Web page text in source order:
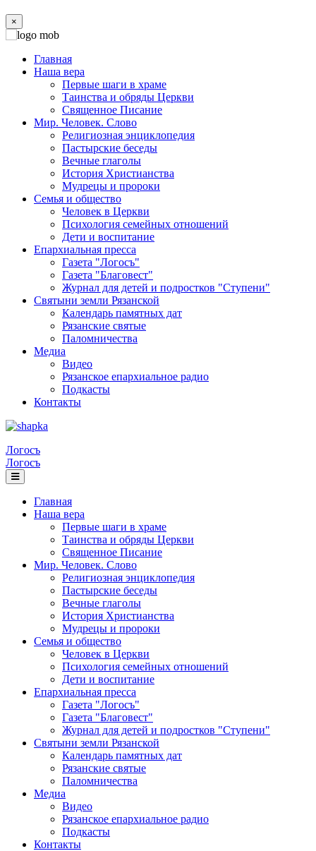
×
Главная
Наша вера
Первые шаги в храме
Таинства и обряды Церкви
Священное Писание
Мир. Человек. Слово
Религиозная энциклопедия
Пастырские беседы
Вечные глаголы
История Христианства
Мудрецы и пророки
Семья и общество
Человек в Церкви
Психология семейных отношений
Дети и воспитание
Епархиальная пресса
Газета "Логосъ"
Газета "Благовест"
Журнал для детей и подростков "Ступени"
Святыни земли Рязанской
Календарь памятных дат
Рязанские святые
Паломничества
Медиа
Видео
Рязанское епархиальное радио
Подкасты
Контакты
Логосъ
Логосъ
Главная
Наша вера
Первые шаги в храме
Таинства и обряды Церкви
Священное Писание
Мир. Человек. Слово
Религиозная энциклопедия
Пастырские беседы
Вечные глаголы
История Христианства
Мудрецы и пророки
Семья и общество
Человек в Церкви
Психология семейных отношений
Дети и воспитание
Епархиальная пресса
Газета "Логосъ"
Газета "Благовест"
Журнал для детей и подростков "Ступени"
Святыни земли Рязанской
Календарь памятных дат
Рязанские святые
Паломничества
Медиа
Видео
Рязанское епархиальное радио
Подкасты
Контакты